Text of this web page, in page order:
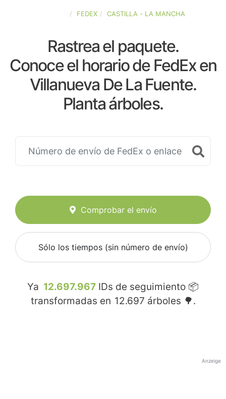
FEDEX CASTILLA - LA MANCHA
Rastrea el paquete.
Conoce el horario de FedEx en
Villanueva De La Fuente.
Planta árboles.
Comprobar el envío
Sólo los tiempos (sin número de envío)
Ya 12.697.967 IDs de seguimiento 📦
transformadas en 12.697 árboles 🌳.
Anzeige